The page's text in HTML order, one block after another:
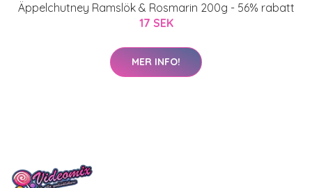
Äppelchutney Ramslök & Rosmarin 200g - 56% rabatt
17 SEK
MER INFO!